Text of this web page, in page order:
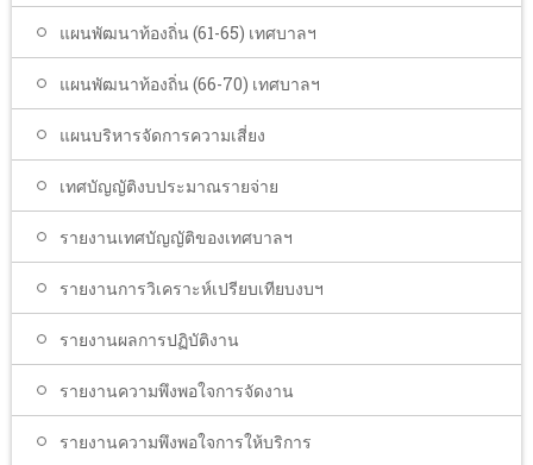
แผนพัฒนาท้องถิ่น (61-65) เทศบาลฯ
แผนพัฒนาท้องถิ่น (66-70) เทศบาลฯ
แผนบริหารจัดการความเสี่ยง
เทศบัญญัติงบประมาณรายจ่าย
รายงานเทศบัญญัติของเทศบาลฯ
รายงานการวิเคราะห์เปรียบเทียบงบฯ
รายงานผลการปฏิบัติงาน
รายงานความพึงพอใจการจัดงาน
รายงานความพึงพอใจการให้บริการ